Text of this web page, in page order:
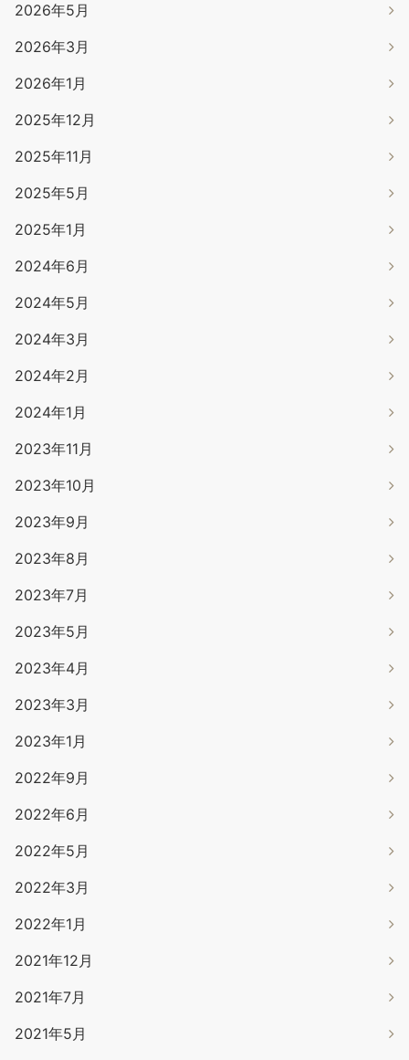
2026年5月
2026年3月
2026年1月
2025年12月
2025年11月
2025年5月
2025年1月
2024年6月
2024年5月
2024年3月
2024年2月
2024年1月
2023年11月
2023年10月
2023年9月
2023年8月
2023年7月
2023年5月
2023年4月
2023年3月
2023年1月
2022年9月
2022年6月
2022年5月
2022年3月
2022年1月
2021年12月
2021年7月
2021年5月